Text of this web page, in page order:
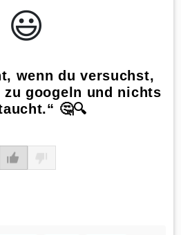
😃️
wenn du versuchst,
googeln und nichts
🤔🔍